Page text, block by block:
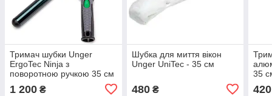
Тримач шубки Unger
ErgoTec Ninja з
поворотною ручкою 35 см
1 200 ₴
Шубка для миття вікон
Unger UniTec - 35 см
480₴
35
420